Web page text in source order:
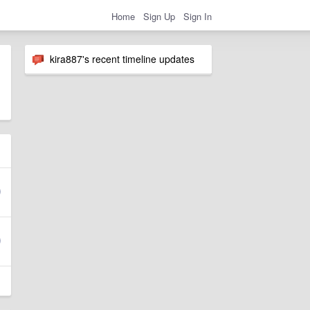
Home Sign Up Sign In
kira887's recent timeline updates